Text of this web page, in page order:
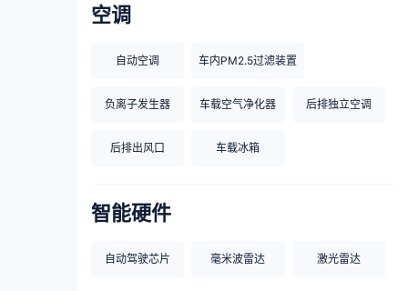
空调
自动空调 车内PM2.5过滤装置
负离子发生器 车载空气净化器 后排独立空调
后排出风口 车载冰箱
智能硬件
自动驾驶芯片 毫米波雷达 激光雷达